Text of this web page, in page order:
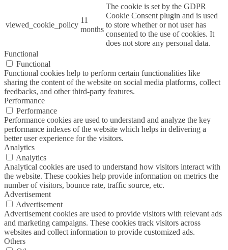
viewed_cookie_policy
11
months
The cookie is set by the GDPR
Cookie Consent plugin and is used
to store whether or not user has
consented to the use of cookies. It
does not store any personal data.
Functional
Functional
Functional cookies help to perform certain functionalities like
sharing the content of the website on social media platforms, collect
feedbacks, and other third-party features.
Performance
Performance
Performance cookies are used to understand and analyze the key
performance indexes of the website which helps in delivering a
better user experience for the visitors.
Analytics
Analytics
Analytical cookies are used to understand how visitors interact with
the website. These cookies help provide information on metrics the
number of visitors, bounce rate, traffic source, etc.
Advertisement
Advertisement
Advertisement cookies are used to provide visitors with relevant ads
and marketing campaigns. These cookies track visitors across
websites and collect information to provide customized ads.
Others